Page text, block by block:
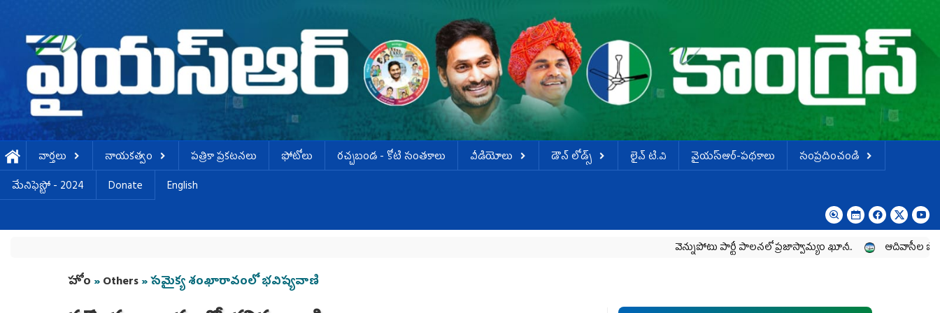
వార్తలు నాయకత్వం పత్రికా ప్రకటనలు ఫోటోలు ర‌చ్చ‌బండ‌ - కోటి సంత‌కాలు వీడియోలు డౌన్ లోడ్స్ లైవ్ టి.వి వైయస్ఆర్-పథకాలు
సంప్రదించండి
మేనిఫెస్టో - 2024
Donate English
వెన్నుపోటు పార్టీ పాలనలో ప్రజాస్వామ్యం ఖూనీ.. ఆదివాసీల పోరాటానికి
You are here
హోం »Others» సమైక్య శంఖారావంలో భవిష్యవాణి